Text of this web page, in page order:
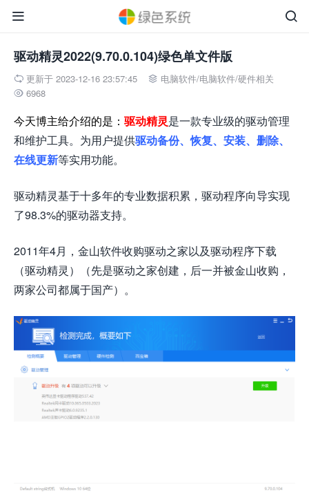


驱动精灵2022(9.70.0.104)绿色单文件版
 更新于 2023-12-16 23:57:45  电脑软件/电脑软件/硬件相关
 6968
今天博主给介绍的是： 驱动精灵是一款专业级的驱动管理
和维护工具。为用户提供驱动备份、恢复、安装、删除、
在线更新等实用功能。
驱动精灵基于十多年的专业数据积累，驱动程序向导实现
了98.3%的驱动器支持。
2011年4月，金山软件收购驱动之家以及驱动程序下载
（驱动精灵）（先是驱动之家创建，后一并被金山收购，
两家公司都属于国产）。